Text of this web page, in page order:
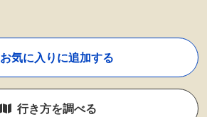
お気に入りに追加する
行き方を調べる